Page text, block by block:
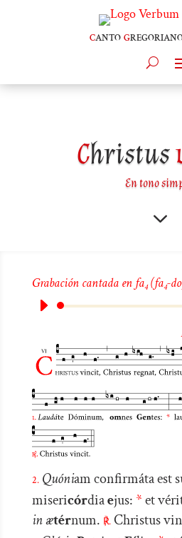
cantog
Christus
En tono
3
Grabación cantada en fa4(fa4-do
2. Quóniam confirmáta est
misericórdiaejus: *et
inætérnum. ℟.Christus